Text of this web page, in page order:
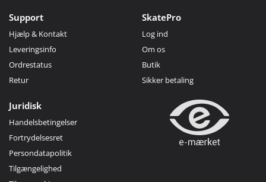
Support
Hjælp & Kontakt
Leveringsinfo
Ordrestatus
Retur
SkatePro
Log ind
Om os
Butik
Sikker betaling
Juridisk
Handelsbetingelser
Fortrydelsesret
Persondatapolitik
Tilgængelighed